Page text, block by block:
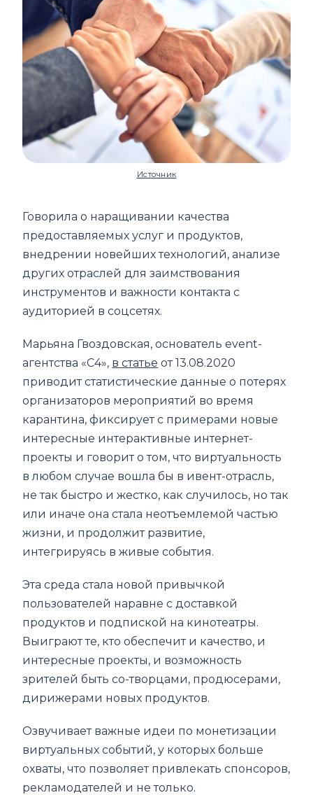
Источник
Говорила о наращивании качества
предоставляемых услуг и продуктов,
внедрении новейших технологий, анализе
других отраслей для заимствования
инструментов и важности контакта с
аудиторией в соцсетях.
Марьяна Гвоздовская, основатель event-
агентства «С4», в статье от 13.08.2020
приводит статистические данные о потерях
организаторов мероприятий во время
карантина, фиксирует с примерами новые
интересные интерактивные интернет-
проекты и говорит о том, что виртуальность
в любом случае вошла бы в ивент-отрасль,
не так быстро и жестко, как случилось, но так
или иначе она стала неотъемлемой частью
жизни, и продолжит развитие,
интегрируясь в живые события.
Эта среда стала новой привычкой
пользователей наравне с доставкой
продуктов и подпиской на кинотеатры.
Выиграют те, кто обеспечит и качество, и
интересные проекты, и возможность
зрителей быть со-творцами, продюсерами,
дирижерами новых продуктов.
Озвучивает важные идеи по монетизации
виртуальных событий, у которых больше
охваты, что позволяет привлекать спонсоров,
рекламодателей и не только.